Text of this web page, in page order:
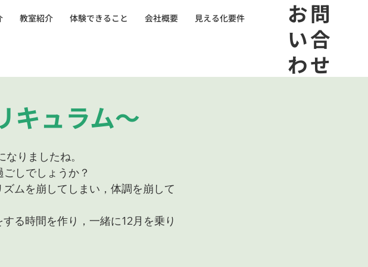
教室紹介 体験できること 会社概要 見える化要件
​お問
い合
わせ
ュラム～
りましたね。
しでしょうか？
ムを崩してしまい，体調を崩して
る時間を作り，一緒に12月を乗り